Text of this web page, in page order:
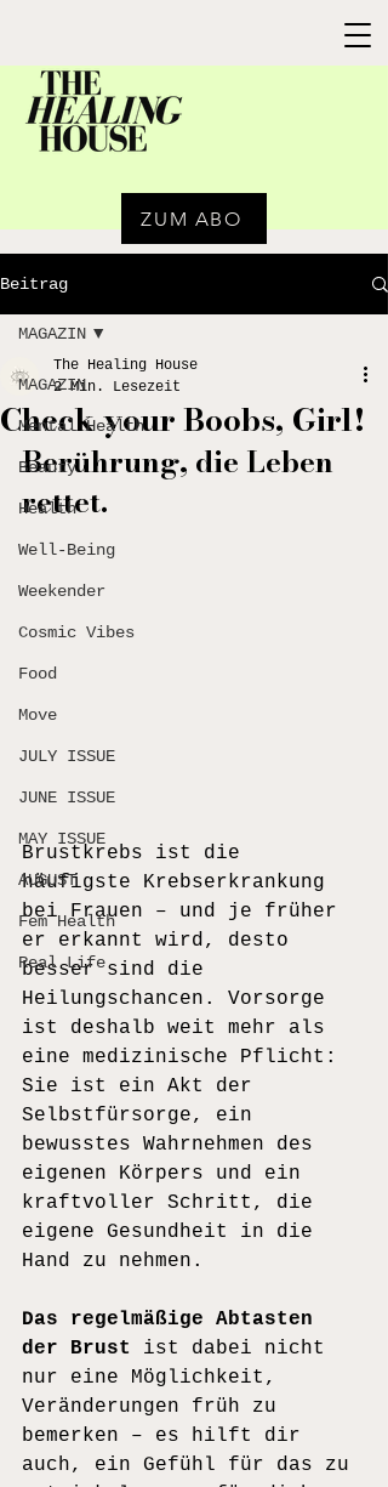
ZUM ABO
Beitrag
MAGAZIN
Mental Health
Beauty
Health
Well-Being
Weekender
Cosmic Vibes
Food
Move
JULY ISSUE
JUNE ISSUE
MAY ISSUE
AUGUST
Fem Health
Real Life
MAGAZIN
Check your Boobs, Girl!
The Healing House
2 Min. Lesezeit
Berührung, die Leben
rettet.
Brustkrebs ist die
häufigste Krebserkrankung
bei Frauen – und je früher
er erkannt wird, desto
besser sind die
Heilungschancen. Vorsorge
ist deshalb weit mehr als
eine medizinische Pflicht:
Sie ist ein Akt der
Selbstfürsorge, ein
bewusstes Wahrnehmen des
eigenen Körpers und ein
kraftvoller Schritt, die
eigene Gesundheit in die
Hand zu nehmen.
Das regelmäßige Abtasten
der Brust
ist dabei nicht
nur eine Möglichkeit,
Veränderungen früh zu
bemerken – es hilft dir
auch, ein Gefühl für das zu